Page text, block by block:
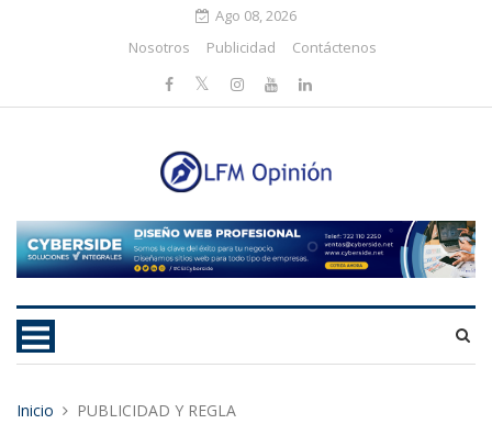
Ago 08, 2026
Nosotros
Publicidad Contáctenos
Inicio PUBLICIDAD Y REGLA